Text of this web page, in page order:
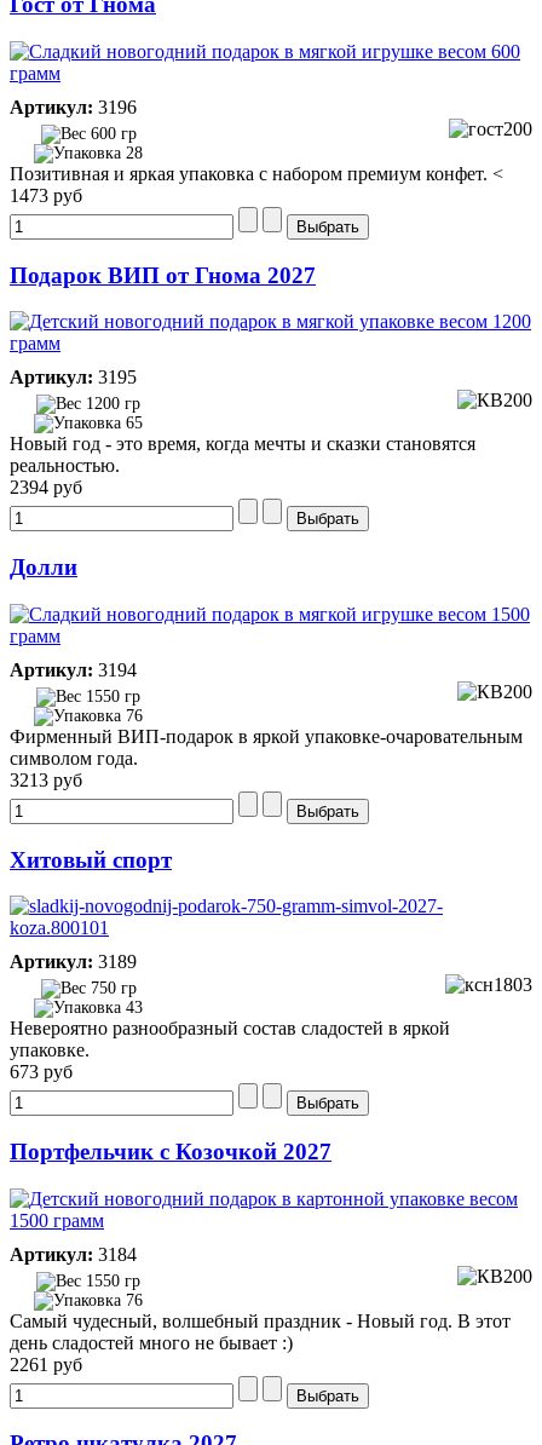
Артикул: 3196
600 гр
28
Позитивная и яркая упаковка с набором премиум конфет. <
1473 руб
Подарок ВИП от Гнома 2027
Артикул: 3195
1200 гр
65
Новый год - это время, когда мечты и сказки становятся
реальностью.
2394 руб
Долли
Артикул: 3194
1550 гр
76
Фирменный ВИП-подарок в яркой упаковке-очаровательным
символом года.
3213 руб
Хитовый спорт
Артикул: 3189
750 гр
43
Невероятно разнообразный состав сладостей в яркой
упаковке.
673 руб
Портфельчик с Козочкой 2027
Артикул: 3184
1550 гр
76
Самый чудесный, волшебный праздник - Новый год. В этот
день сладостей много не бывает :)
2261 руб